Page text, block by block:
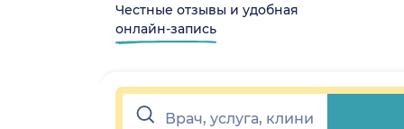
Честные отзывы и удобная
онлайн-запись